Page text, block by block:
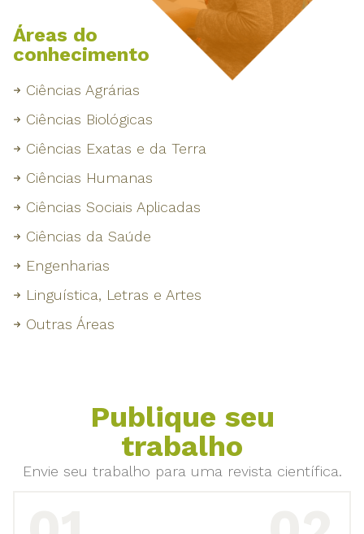
Áreas do
conhecimento
Ciências Agrárias
Ciências Biológicas
Ciências Exatas e da Terra
Ciências Humanas
Ciências Sociais Aplicadas
Ciências da Saúde
Engenharias
Linguística, Letras e Artes
Outras Áreas
Publique seu
trabalho
Envie seu trabalho para uma revista científica.